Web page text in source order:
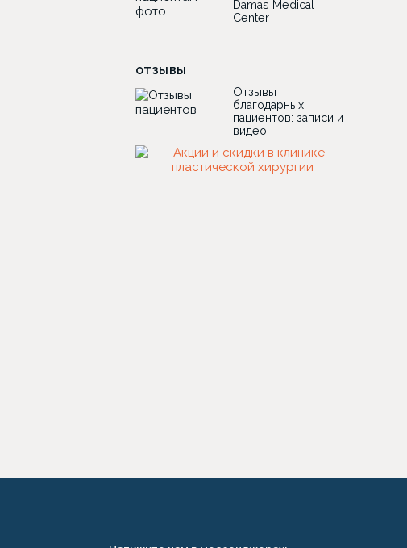
Damas Medical
Center
ОТЗЫВЫ
Отзывы
благодарных
пациентов: записи и
видео